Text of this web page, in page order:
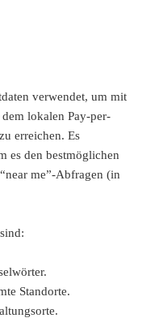
verwendet, um mit
lokalen Pay-per-
erreichen. Es
es den bestmöglichen
“near me”-Abfragen (in
Standorte.